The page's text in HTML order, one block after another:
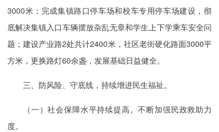
3000米；完成集镇路口停车场和校车专用停车场建设，彻
底解决集镇入口车辆摆放杂乱无章和学生上下学乘车安全问
题；建设产业路2处共计2400米，社区老街硬化路面3000平
方米，更换路灯60余盏，发展基础日益健全。
三、防风险、守底线，持续增进民生福祉。
（一）社会保障水平持续提高。不断加强民政救助力
度。